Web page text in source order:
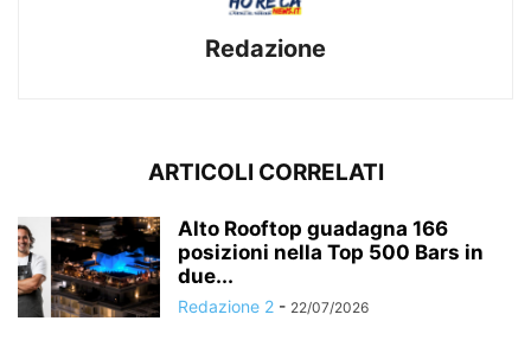
Redazione
ARTICOLI CORRELATI
Alto Rooftop guadagna 166
posizioni nella Top 500 Bars in
due...
Redazione 2 - 22/07/2026